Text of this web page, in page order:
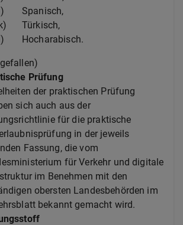
Spanisch,
Türkisch,
Hocharabisch.
Prüfung
der praktischen Prüfung
sich auch aus der
für die praktische
in der jeweils
Fassung, die vom
für Verkehr und digitale
im Benehmen mit den
obersten Landesbehörden im
bekannt gemacht wird.